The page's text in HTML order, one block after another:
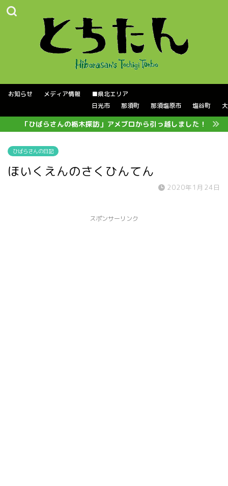
お知らせ メディア情報
■県北エリア
日光市
那須町 那須塩原市 塩谷町
「ひばらさんの栃木探訪」アメブロから引っ越しました！
ひばらさんの日記
ほいくえんのさくひんてん
2020年1月24日
スポンサーリンク